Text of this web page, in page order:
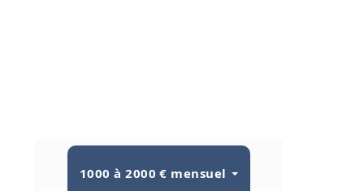
1000 à 2000 € mensuel